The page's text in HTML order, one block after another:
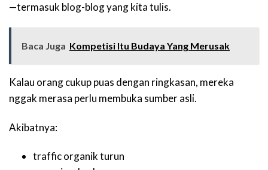
—termasuk blog-blog yang kita tulis.
Baca Juga Kompetisi Itu Budaya Yang Merusak
Kalau orang cukup puas dengan ringkasan, mereka
nggak merasa perlu membuka sumber asli.
Akibatnya:
traffic organik turun